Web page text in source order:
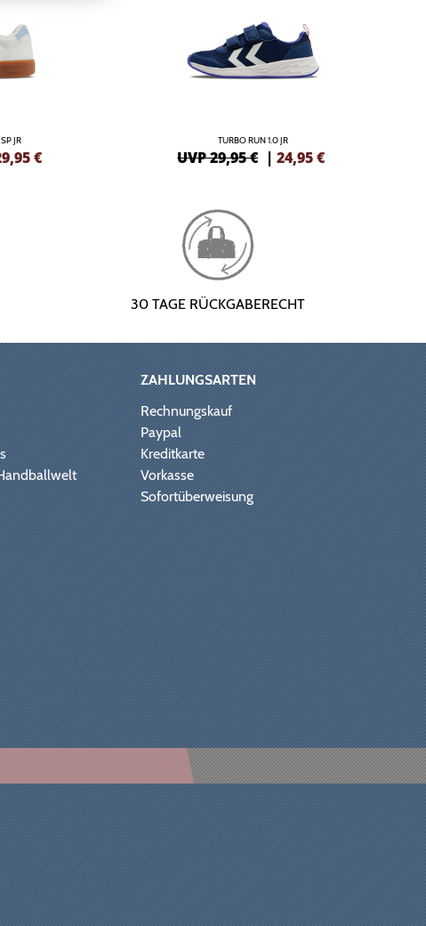
JR
€
TURBO RUN 1.0 JR
UVP 29,95 € |24,95€
30 TAGE RÜCKGABERECHT
ZAHLUNGSARTEN
Rechnungskauf
Paypal
Kreditkarte
Vorkasse
Sofortüberweisung